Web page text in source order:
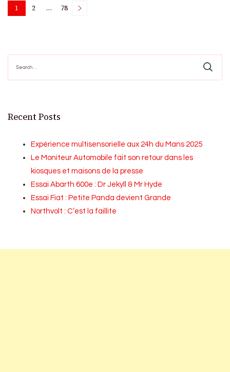
Posts
Page
1 Page
2 … Page
78
for:
Recent Posts
Expérience multisensorielle aux 24h du Mans 2025
Le Moniteur Automobile fait son retour dans les
kiosques et maisons de la presse
Essai Abarth 600e : Dr Jekyll & Mr Hyde
Essai Fiat : Petite Panda devient Grande
Northvolt : C’est la faillite